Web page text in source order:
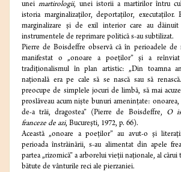
unei martirologii, unei istorii a martirilor întru
istoria marginalizaţilor, deportaţilor,
marginalizare şi de exil interior care au
instrumentele de reprimare politică s-au subtilizat.
Pierre de Boisdeffre observă că în perioadele de
manifestat o „onoare a poeţilor” şi a
tradiţionalismul în plan artistic: „Din toamna
naţională era pe cale să se nască sau să
preocupe de simplele jocuri de limbă, să mai
proslăveau acum nişte bunuri ameninţate:
de-a trăi, dragostea” (Pierre de Boisdeffre,
O
franceze de azi, Bucureşti, 1972, p. 66).
Această „onoare a poeţilor” au avut-o şi
perioada înstrăinării, s-au alimentat din apele
partea „rizomică” a arborelui vieţii naţionale, al cărui
bătute de vânturile reci ale pierzaniei.